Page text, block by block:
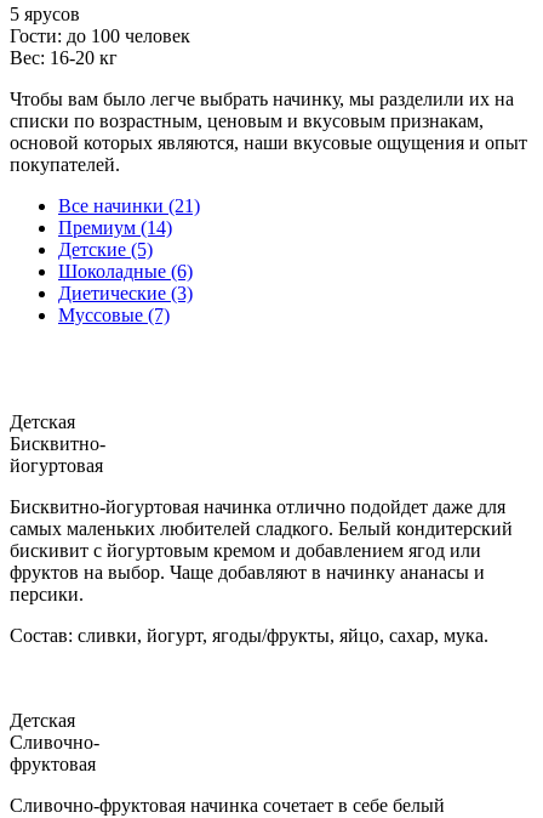
5 ярусов
Гости: до 100 человек
Вес: 16-20 кг
Чтобы вам было легче выбрать начинку, мы разделили их на
списки по возрастным, ценовым и вкусовым признакам,
основой которых являются, наши вкусовые ощущения и опыт
покупателей.
Все начинки (21)
Премиум (14)
Детские (5)
Шоколадные (6)
Диетические (3)
Муссовые (7)
Детская
Бисквитно-
йогуртовая
Бисквитно-йогуртовая начинка отлично подойдет даже для
самых маленьких любителей сладкого. Белый кондитерский
бискивит с йогуртовым кремом и добавлением ягод или
фруктов на выбор. Чаще добавляют в начинку ананасы и
персики.
Состав: сливки, йогурт, ягоды/фрукты, яйцо, сахар, мука.
Детская
Сливочно-
фруктовая
Сливочно-фруктовая начинка сочетает в себе белый